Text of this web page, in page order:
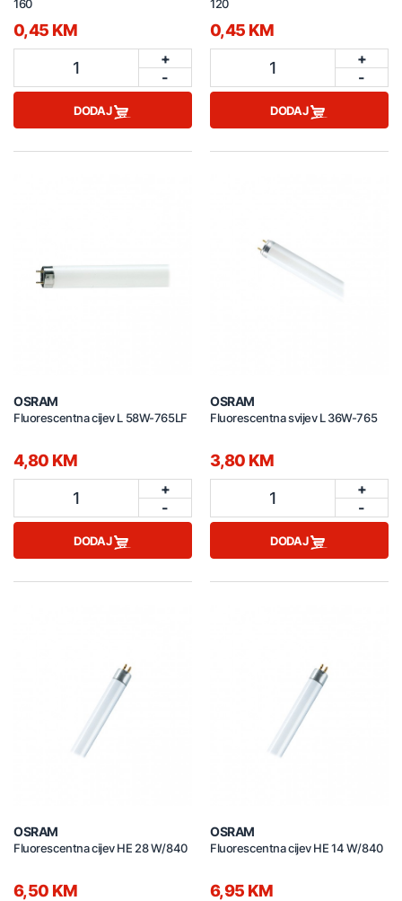
160
0,45 KM
1
+
-
DODAJ
120
0,45 KM
1
+
-
DODAJ
OSRAM
Fluorescentna cijev L 58W-765LF
4,80 KM
1
+
-
DODAJ
OSRAM
Fluorescentna svijev L 36W-765
3,80 KM
1
+
-
DODAJ
OSRAM
Fluorescentna cijev HE 28 W/840
6,50 KM
OSRAM
Fluorescentna cijev HE 14 W/840
6,95 KM